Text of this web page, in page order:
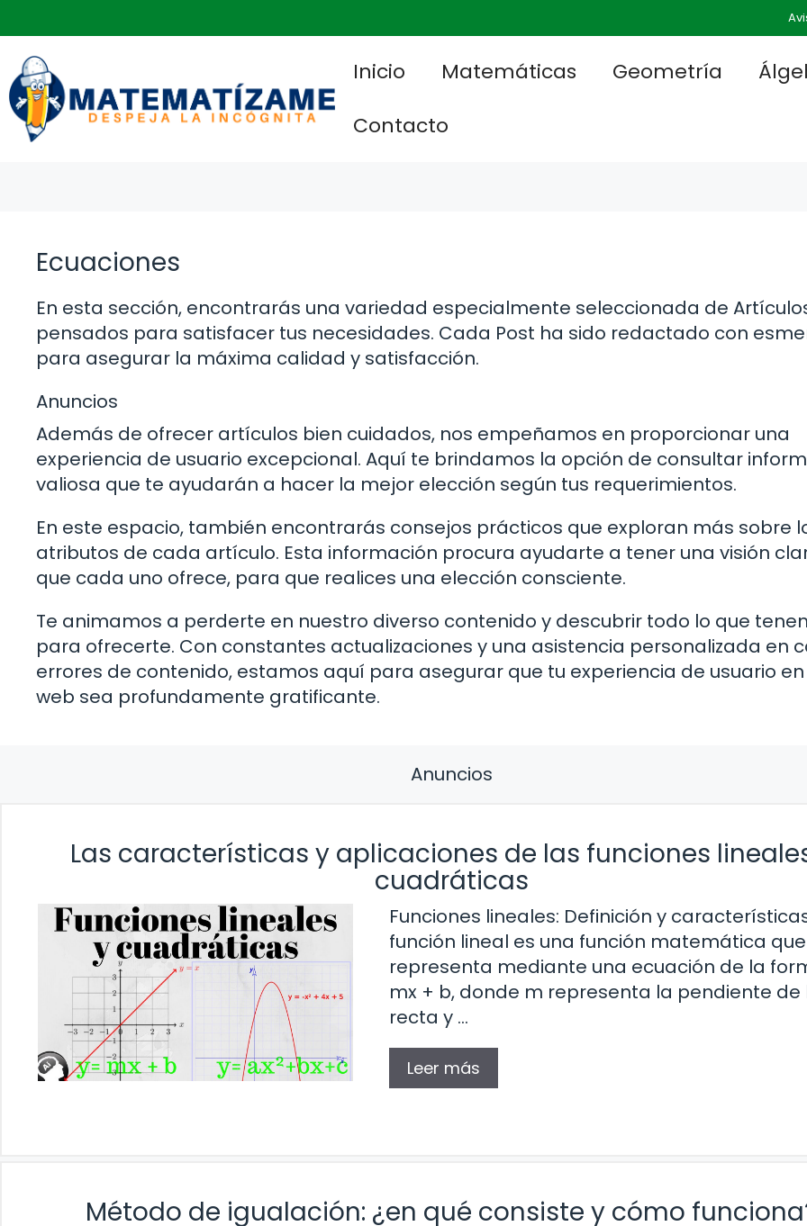
al
contenido
Inicio Matemáticas Geometría
Contacto
Ecuaciones
En esta sección, encontrarás una variedad especialmente seleccionada de
pensados para satisfacer tus necesidades. Cada Post ha sido redactado con
para asegurar la máxima calidad y satisfacción.
Anuncios
Además de ofrecer artículos bien cuidados, nos empeñamos en proporcionar una
experiencia de usuario excepcional. Aquí te brindamos la opción de consultar
valiosa que te ayudarán a hacer la mejor elección según tus requerimientos.
En este espacio, también encontrarás consejos prácticos que exploran más sobre
atributos de cada artículo. Esta información procura ayudarte a tener una visión
que cada uno ofrece, para que realices una elección consciente.
Te animamos a perderte en nuestro diverso contenido y descubrir todo lo que
para ofrecerte. Con constantes actualizaciones y una asistencia personalizada en
errores de contenido, estamos aquí para asegurar que tu experiencia de usuario
web sea profundamente gratificante.
Anuncios
Las características y aplicaciones de las funciones
cuadráticas
Funciones lineales: Definición y
función lineal es una función matemática
representa mediante una ecuación de la
mx + b, donde m representa la pendiente de
recta y …
Leer más
Método de igualación: ¿en qué consiste y cómo